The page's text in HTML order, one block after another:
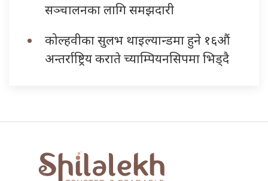
सञ्चालनका लागि समझदारी
कोल्हवीका सुलभ थाइल्यान्डमा हुने १६औं
अन्तर्राष्ट्रिय कराते च्याम्पियनसिपमा भिड्दै